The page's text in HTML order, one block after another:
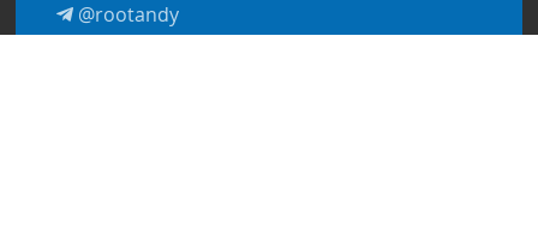
@rootandy